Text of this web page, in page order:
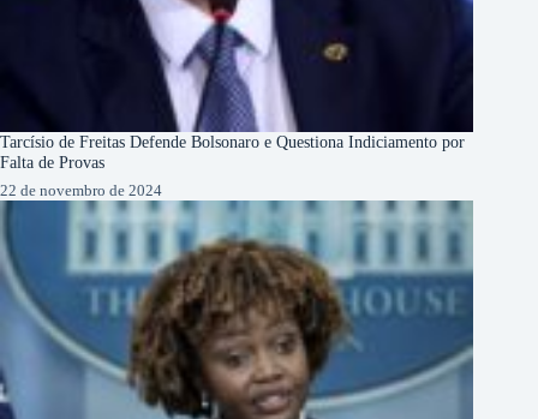
Tarcísio de Freitas Defende Bolsonaro e Questiona Indiciamento por
Falta de Provas
22 de novembro de 2024